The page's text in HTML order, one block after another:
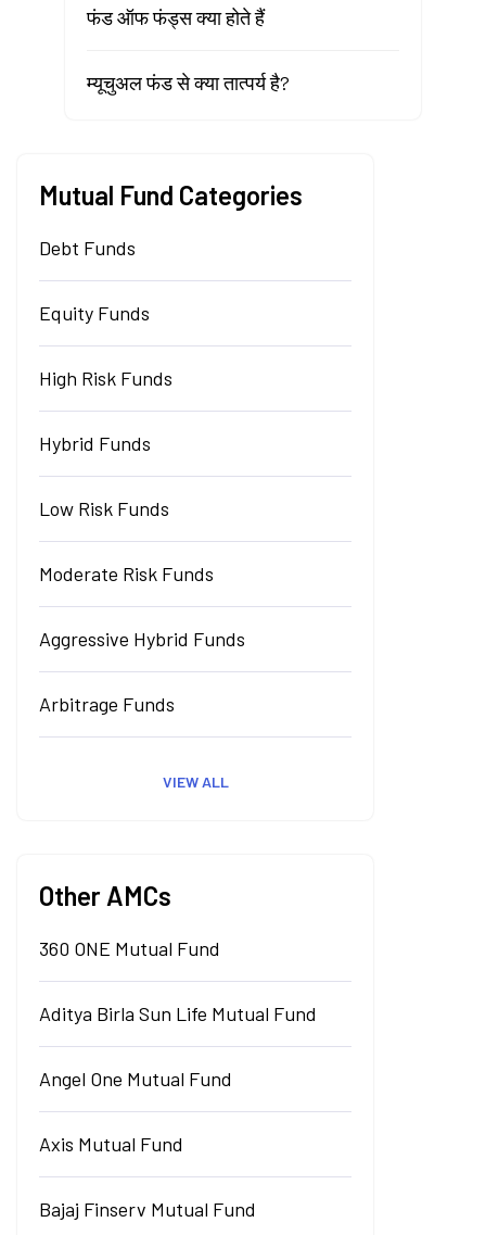
फंड ऑफ फंड्स क्या होते हैं
म्यूचुअल फंड से क्या तात्पर्य है?
Mutual Fund Categories
Debt Funds
Equity Funds
High Risk Funds
Hybrid Funds
Low Risk Funds
Moderate Risk Funds
Aggressive Hybrid Funds
Arbitrage Funds
VIEW ALL
Other AMCs
360 ONE Mutual Fund
Aditya Birla Sun Life Mutual Fund
Angel One Mutual Fund
Axis Mutual Fund
Bajaj Finserv Mutual Fund